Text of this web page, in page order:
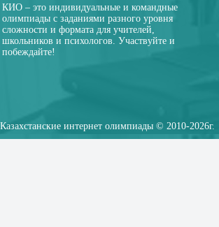
КИО – это индивидуальные и командные
олимпиады с заданиями разного уровня
сложности и формата для учителей,
школьников и психологов. Участвуйте и
побеждайте!
Казахстанские интернет олимпиады © 2010-2026г.